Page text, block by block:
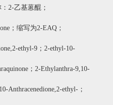
2-乙基蒽醌；
；缩写为2-EAQ；
ethyl-9；2-ethyl-10-
；2-Ethylanthra-9,10-
Anthracenedione,2-ethyl-；